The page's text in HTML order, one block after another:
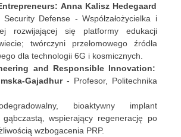
Anna Kalisz Hedegaard
Defense - Współzałożycielka i
rozwijającej się platformy edukacji
twórczyni przełomowego źródła
dla technologii 6G i kosmicznych.
and Responsible Innovation:
Gajadhur- Profesor, Politechnika
bioaktywny implant
wspierający regenerację po
wzbogacenia PRP.